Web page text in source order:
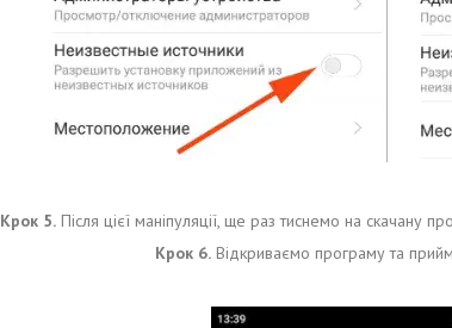
Крок 5. Після цієї маніпуляції, ще раз тиснемо на скачану
Крок 6.Відкриваємо програму та